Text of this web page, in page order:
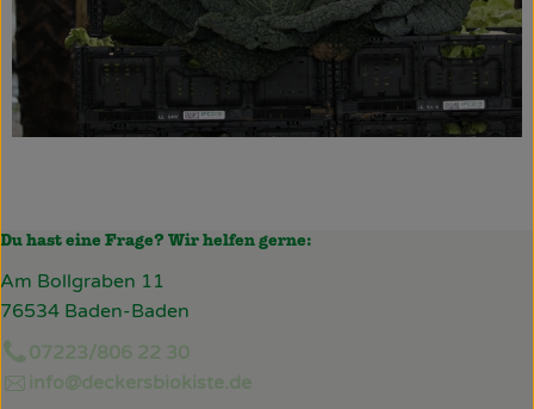
Du hast eine Frage? Wir helfen gerne:
Am Bollgraben 11
76534 Baden-Baden
07223/806 22 30
info@deckersbiokiste.de